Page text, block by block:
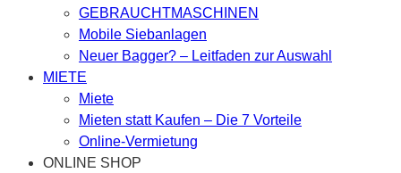
GEBRAUCHTMASCHINEN
Mobile Siebanlagen
Neuer Bagger? – Leitfaden zur Auswahl
MIETE
Miete
Mieten statt Kaufen – Die 7 Vorteile
Online-Vermietung
ONLINE SHOP